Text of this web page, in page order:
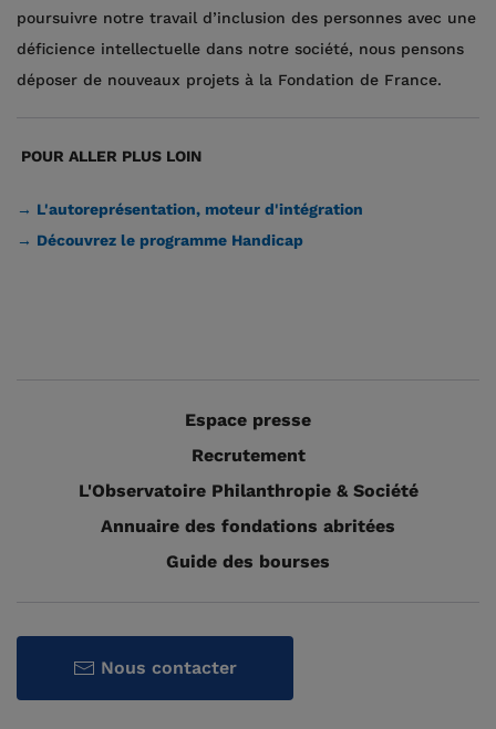
poursuivre notre travail d’inclusion des personnes avec une
déficience intellectuelle dans notre société, nous pensons
déposer de nouveaux projets à la Fondation de France.
POUR ALLER PLUS LOIN
→ L'autoreprésentation, moteur d'intégration
→ Découvrez le programme Handicap
Espace presse
Recrutement
L'Observatoire Philanthropie & Société
Annuaire des fondations abritées
Guide des bourses
Nous contacter